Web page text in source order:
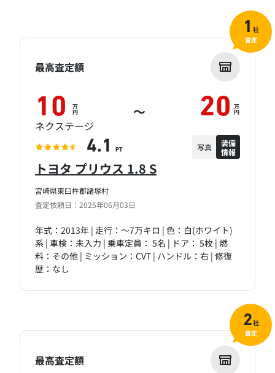
宮崎県東臼杵郡諸塚村
査定依頼日：2025年06月03日
トヨタ プリウス 1.8 S
年式：2013年 | 走行：～7万キロ | 色：白(ホワイト)
系 | 車検：未入力 | 乗車定員： 5名 | ドア： 5枚 | 燃
料：その他 | ミッション：CVT | ハンドル：右 | 修復
歴：なし
最高査定額
10 万
円 ～ 20 万
円
ネクステージ
4.1 PT 写真
装備
情報
1 社
査定
最高査定額
2社
査定